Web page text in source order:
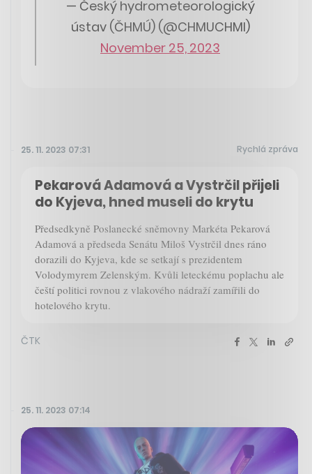
— Český hydrometeorologický
ústav (ČHMÚ) (@CHMUCHMI)
November 25, 2023
25. 11. 2023 07:31 Rychlá zpráva
Pekarová Adamová a Vystrčil přijeli
do Kyjeva, hned museli do krytu
Předsedkyně Poslanecké sněmovny Markéta Pekarová
Adamová a předseda Senátu Miloš Vystrčil dnes ráno
dorazili do Kyjeva, kde se setkají s prezidentem
Volodymyrem Zelenským. Kvůli leteckému poplachu ale
čeští politici rovnou z vlakového nádraží zamířili do
hotelového krytu.
ČTK
25. 11. 2023 07:14